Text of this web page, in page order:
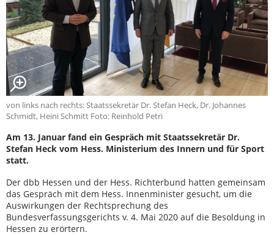
von links nach rechts: Staatssekretär Dr. Stefan Heck, Dr. Johannes
Schmidt, Heini Schmitt Foto: Reinhold Petri
Am 13. Januar fand ein Gespräch mit Staatssekretär Dr.
Stefan Heck vom Hess. Ministerium des Innern und für Sport
statt.
Der dbb Hessen und der Hess. Richterbund hatten gemeinsam
das Gespräch mit dem Hess. Innenminister gesucht, um die
Auswirkungen der Rechtsprechung des
Bundesverfassungsgerichts v. 4. Mai 2020 auf die Besoldung in
Hessen zu erörtern.